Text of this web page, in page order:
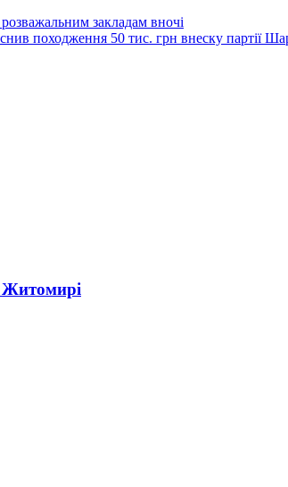
закладам вночі
походження 50 тис. грн внеску партії
Житомирі